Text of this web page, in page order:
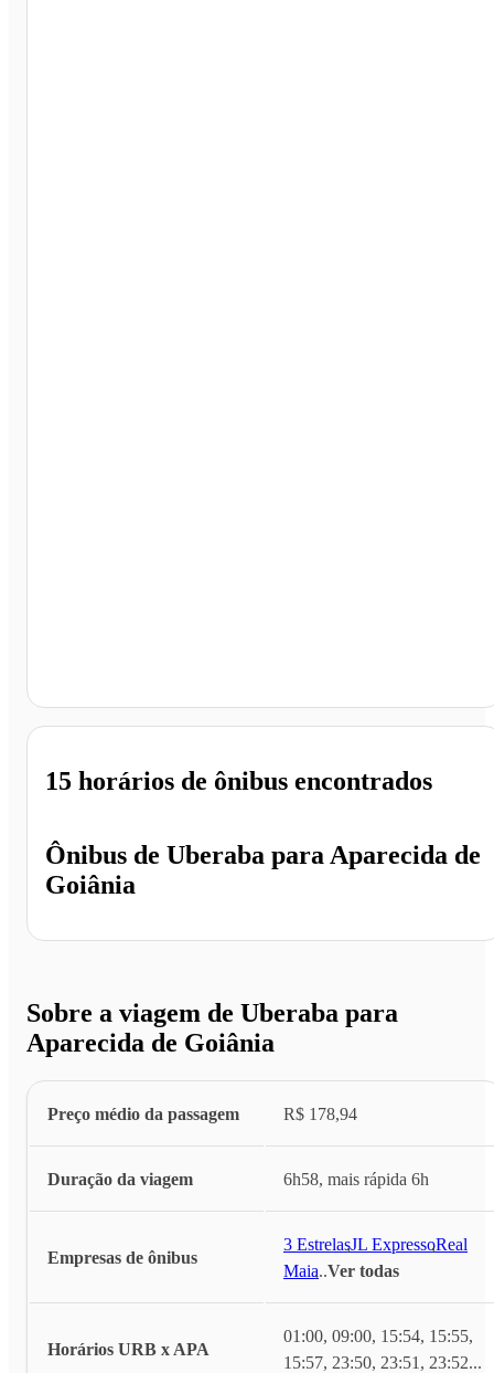
Ônibus de Uberaba para Aparecida de
Goiânia
15 horários de ônibus encontrados
Sobre a viagem de Uberaba para
Aparecida de Goiânia
Preço médio da passagem R$ 178,94
Duração da viagem 6h58, mais rápida 6h
Empresas de ônibus
3 Estrelas,JL Expresso,Real
Maia,...Ver todas
Horários URB x APA
01:00, 09:00, 15:54, 15:55,
15:57, 23:50, 23:51, 23:52...